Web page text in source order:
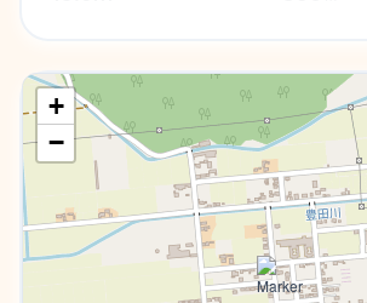
+
−